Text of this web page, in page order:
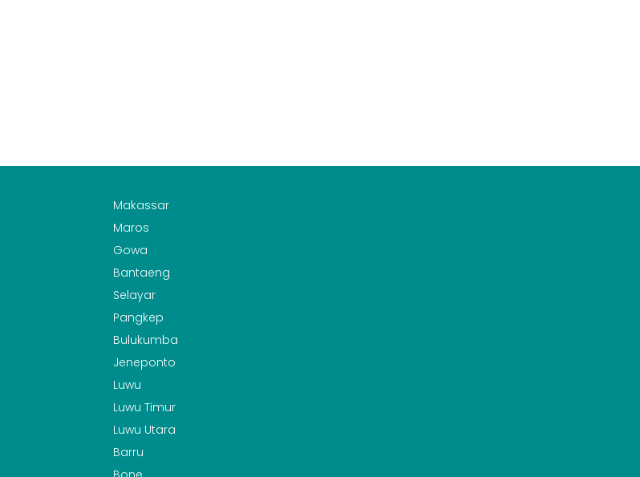
Makassar
Maros
Gowa
Bantaeng
Selayar
Pangkep
Bulukumba
Jeneponto
Luwu
Luwu Timur
Luwu Utara
Barru